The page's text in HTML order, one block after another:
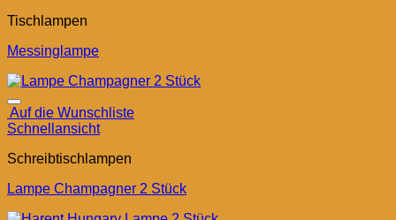
Tischlampen
Messinglampe
Auf die Wunschliste
Schnellansicht
Schreibtischlampen
Lampe Champagner 2 Stück